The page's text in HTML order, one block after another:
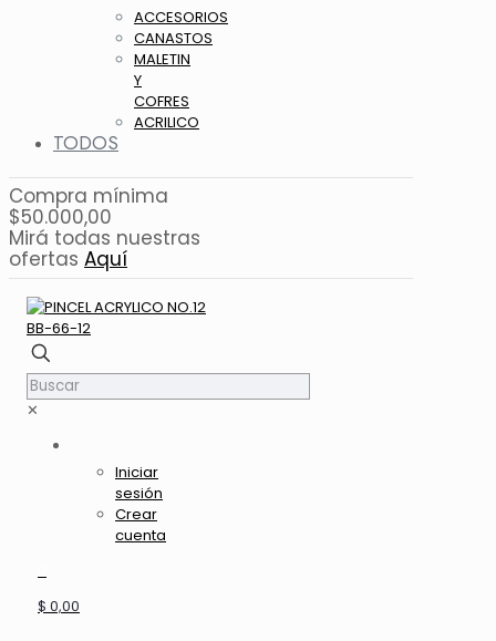
ACCESORIOS
CANASTOS
MALETIN
Y
COFRES
ACRILICO
TODOS
Compra mínima
$50.000,00
Mirá todas nuestras
ofertas Aquí
✕
Iniciar
sesión
Crear
cuenta
$ 0,00